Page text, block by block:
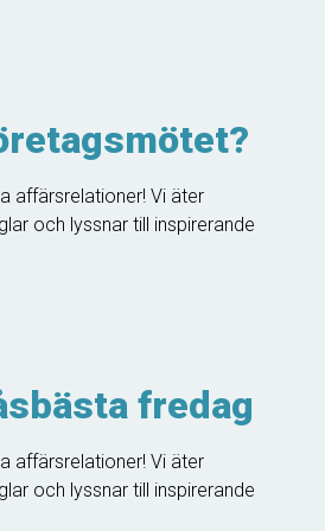
affärsrelationer! Vi äter
och lyssnar till inspirerande
fredag
affärsrelationer! Vi äter
och lyssnar till inspirerande